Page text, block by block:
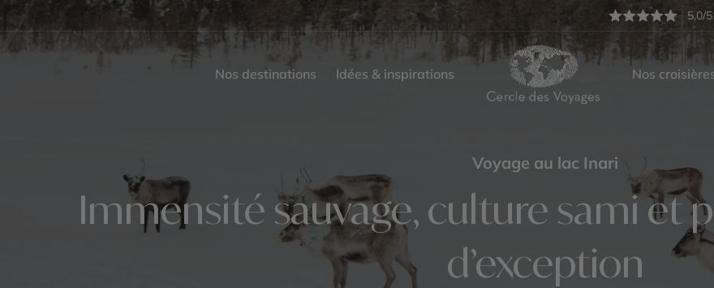
5,0/
Nos destinations Idées & inspirations Nos
Voyage au lac Inari
Immensité sauvage, culture sami et
d’exception